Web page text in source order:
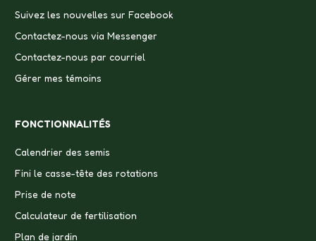
Suivez les nouvelles sur Facebook
Contactez-nous via Messenger
Contactez-nous par courriel
Gérer mes témoins
FONCTIONNALITÉS
Calendrier des semis
Fini le casse-tête des rotations
Prise de note
Calculateur de fertilisation
Plan de jardin